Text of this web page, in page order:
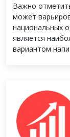
Важно
может
национальных
является
вариантом